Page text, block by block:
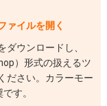
ァイルを開く
ダウンロードし、
）形式の扱えるツ
ださい。カラーモー
す。